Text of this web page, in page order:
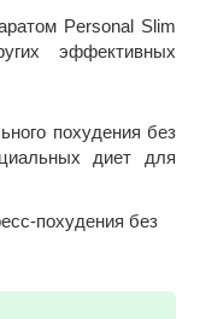
Personal Slim
эффективных
похудения без
диет для
похудения без